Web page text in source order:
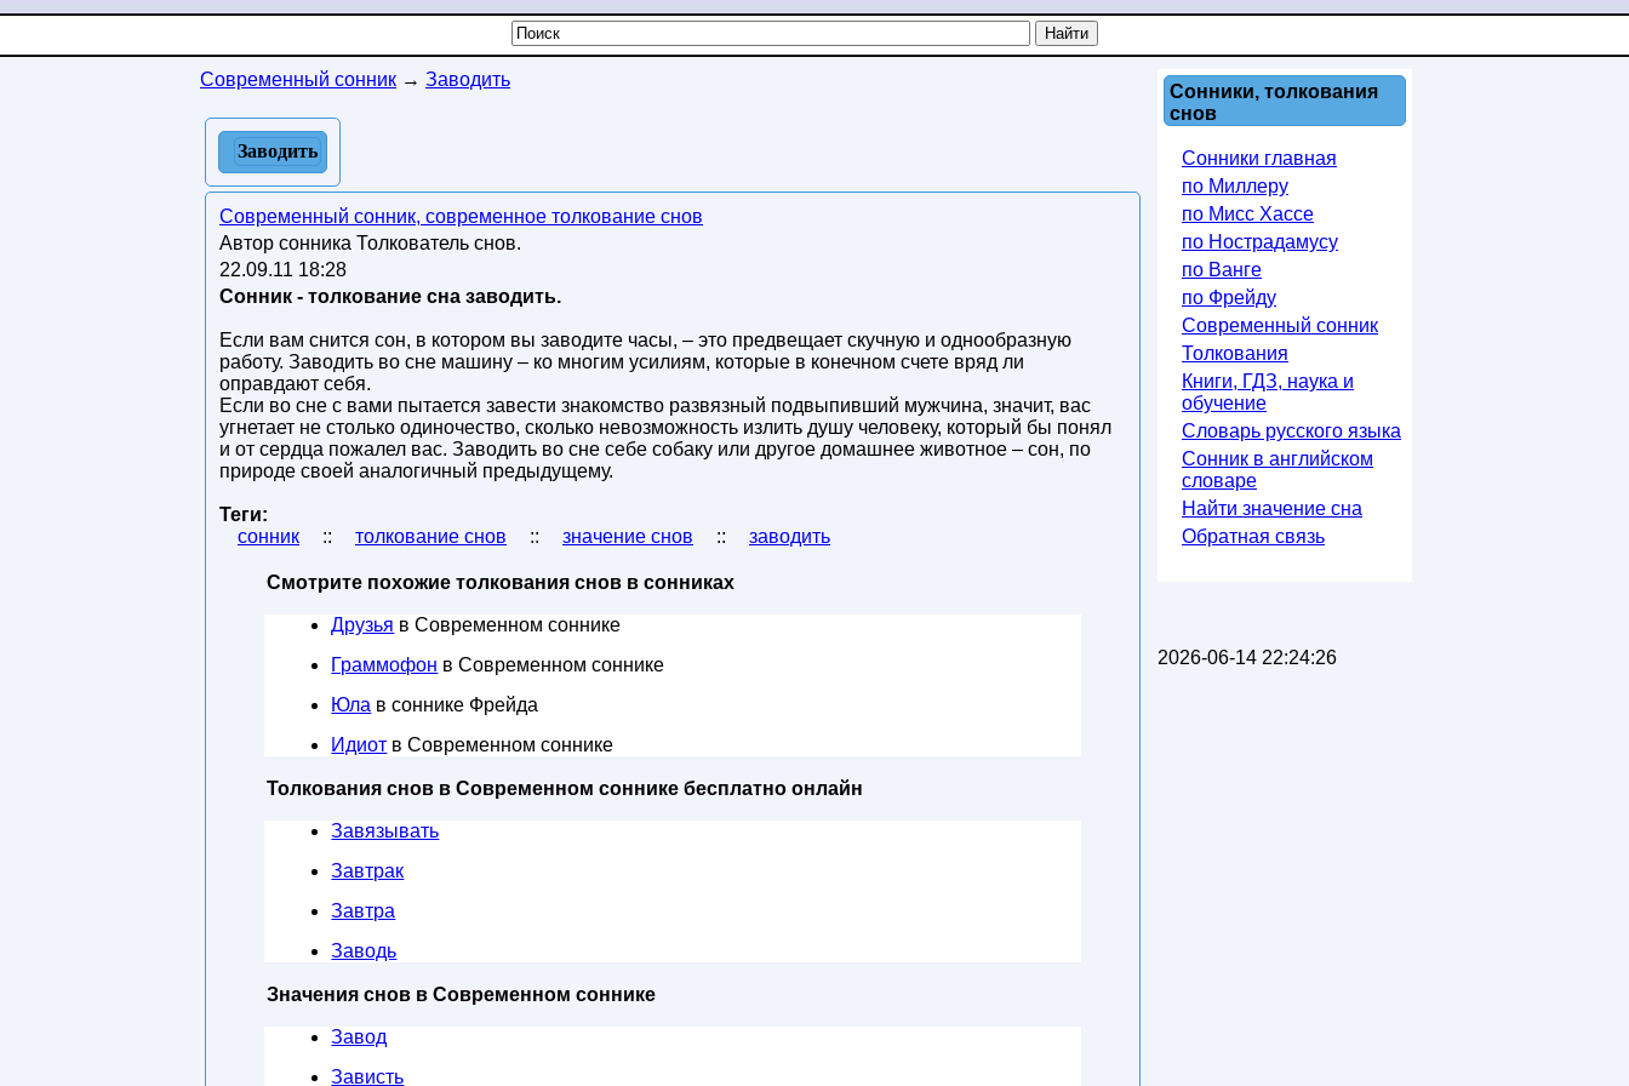
Современный сонник → Заводить
Заводить
Современный сонник, современное толкование снов
Автор сонника Толкователь снов.
22.09.11 18:28
Сонник - толкование сна заводить.
Если вам снится сон, в котором вы заводите часы, – это предвещает скучную и однообразную
работу. Заводить во сне машину – ко многим усилиям, которые в конечном счете вряд ли
оправдают себя.
Если во сне с вами пытается завести знакомство развязный подвыпивший мужчина, значит, вас
угнетает не столько одиночество, сколько невозможность излить душу человеку, который бы понял
и от сердца пожалел вас. Заводить во сне себе собаку или другое домашнее животное – сон, по
природе своей аналогичный предыдущему.
Теги:
сонник
:: толкование снов :: значение снов :: заводить
Смотрите похожие толкования снов в сонниках
Друзья в Современном соннике
Граммофон в Современном соннике
Юла в соннике Фрейда
Идиот в Современном соннике
Толкования снов в Современном соннике бесплатно онлайн
Завязывать
Завтрак
Завтра
Заводь
Значения снов в Современном соннике
Завод
Зависть
Сонники, толкования
снов
Сонники главная
по Миллеру
по Мисс Хассе
по Нострадамусу
по Ванге
по Фрейду
Современный сонник
Толкования
Книги, ГДЗ, наука и
обучение
Словарь русского языка
Сонник в английском
словаре
Найти значение сна
Обратная связь
2026-06-14 22:24:26